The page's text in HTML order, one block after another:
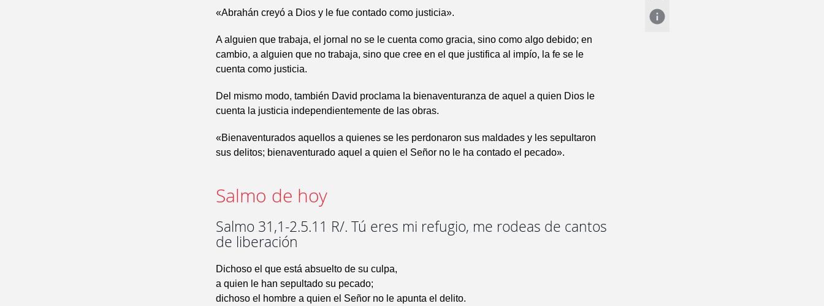
«Abrahán creyó a Dios y le fue contado como justicia».
A alguien que trabaja, el jornal no se le cuenta como gracia, sino como algo debido; en
cambio, a alguien que no trabaja, sino que cree en el que justifica al impío, la fe se le
cuenta como justicia.
Del mismo modo, también David proclama la bienaventuranza de aquel a quien Dios le
cuenta la justicia independientemente de las obras.
«Bienaventurados aquellos a quienes se les perdonaron sus maldades y les sepultaron
sus delitos; bienaventurado aquel a quien el Señor no le ha contado el pecado».
Salmo de hoy
Salmo 31,1-2.5.11 R/. Tú eres mi refugio, me rodeas de cantos
de liberación
Dichoso el que está absuelto de su culpa,
a quien le han sepultado su pecado;
dichoso el hombre a quien el Señor no le apunta el delito.